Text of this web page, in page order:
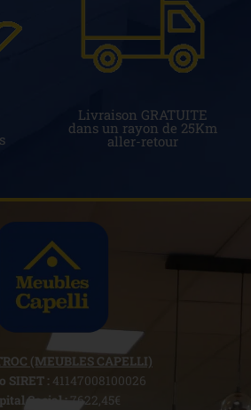
Livraison GRATUITE
dans un rayon de 25Km
aller-retour
(MEUBLES CAPELLI)
SIRET : 41147008100026
Social :7622,45€